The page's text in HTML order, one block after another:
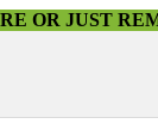
OR JUST